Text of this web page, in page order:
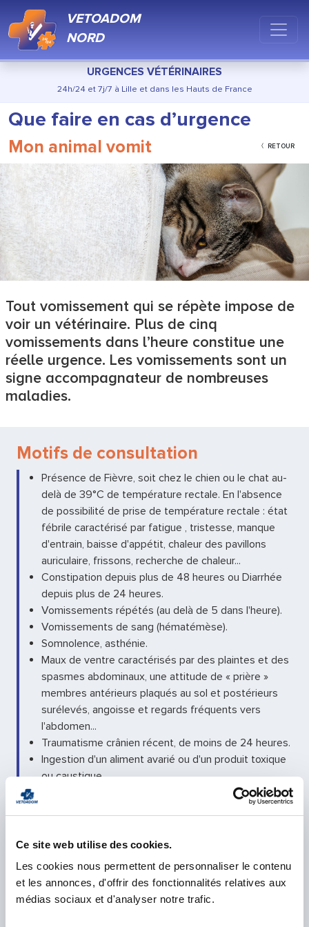
Ce site web utilise des cookies.
Les cookies nous permettent de personnaliser le contenu
et les annonces, d'offrir des fonctionnalités relatives aux
médias sociaux et d'analyser notre trafic.
VETOADOM
NORD
URGENCES VÉTÉRINAIRES
24h/24 et 7j/7 à Lille et dans les Hauts de France
Que faire en cas d’urgence
RETOUR
Mon animal vomit
Tout vomissement qui se répète impose de
voir un vétérinaire. Plus de cinq
vomissements dans l’heure constitue une
réelle urgence. Les vomissements sont un
signe accompagnateur de nombreuses
maladies.
Motifs de consultation
Présence de Fièvre, soit chez le chien ou le chat au-
delà de 39°C de température rectale. En l'absence
de possibilité de prise de température rectale : état
fébrile caractérisé par fatigue , tristesse, manque
d'entrain, baisse d'appétit, chaleur des pavillons
auriculaire, frissons, recherche de chaleur...
Constipation depuis plus de 48 heures ou Diarrhée
depuis plus de 24 heures.
Vomissements répétés (au delà de 5 dans l'heure).
Vomissements de sang (hématémèse).
Somnolence, asthénie.
Maux de ventre caractérisés par des plaintes et des
spasmes abdominaux, une attitude de « prière »
membres antérieurs plaqués au sol et postérieurs
surélevés, angoisse et regards fréquents vers
l'abdomen...
Traumatisme crânien récent, de moins de 24 heures.
Ingestion d'un aliment avarié ou d'un produit toxique
ou caustique.
Chez un très jeune animal âgé de moins de 5 mois,
les vomissements répétés peuvent entraîner une
vétérinaire.
L’animal présente-t-il au moins l’un de ces signes?
OUI : consultez le vétérinaire dans l’heure